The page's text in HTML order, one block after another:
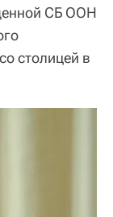
СБ ООН
столицей в